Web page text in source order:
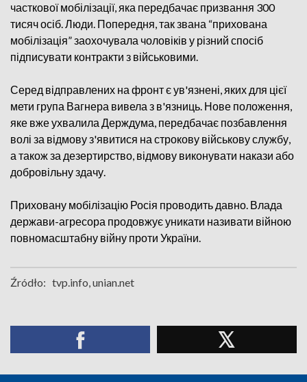
часткової мобілізації, яка передбачає призвання 300
тисяч осіб. Люди. Попередня, так звана “прихована
мобілізація” заохочувала чоловіків у різний спосіб
підписувати контракти з військовими.
Серед відправлених на фронт є ув'язнені, яких для цієї
мети група Вагнера вивела з в'язниць. Нове положення,
яке вже ухвалила Держдума, передбачає позбавлення
волі за відмову з'явитися на строкову військову службу,
а також за дезертирство, відмову виконувати накази або
добровільну здачу.
Приховану мобілізацію Росія проводить давно. Влада
держави-агресора продовжує уникати називати війною
повномасштабну війну проти України.
Źródło: tvp.info, unian.net